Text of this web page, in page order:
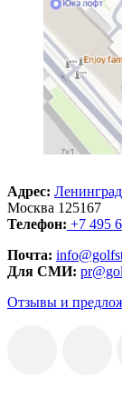
Адрес:
Москва 125167
Телефон: +7 495
Почта:
Для СМИ:
Отзывы и